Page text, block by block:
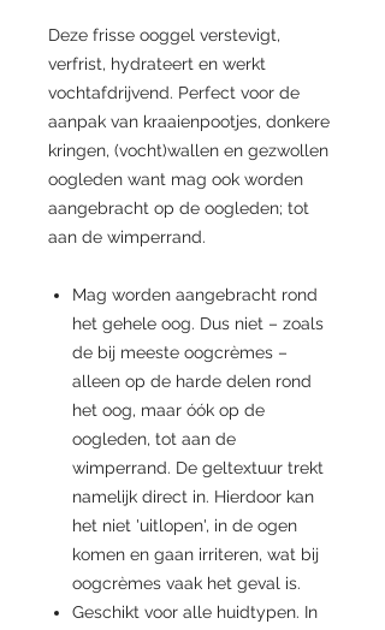
Deze frisse ooggel verstevigt,
verfrist, hydrateert en werkt
vochtafdrijvend. Perfect voor de
aanpak van kraaienpootjes, donkere
kringen, (vocht)wallen en gezwollen
oogleden want mag ook worden
aangebracht op de oogleden; tot
aan de wimperrand.
Mag worden aangebracht rond
het gehele oog. Dus niet – zoals
de bij meeste oogcrèmes –
alleen op de harde delen rond
het oog, maar óók op de
oogleden, tot aan de
wimperrand. De geltextuur trekt
namelijk direct in. Hierdoor kan
het niet 'uitlopen', in de ogen
komen en gaan irriteren, wat bij
oogcrèmes vaak het geval is.
Geschikt voor alle huidtypen. In